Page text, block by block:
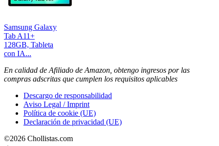
Samsung Galaxy
Tab A11+
128GB, Tableta
con IA...
En calidad de Afiliado de Amazon, obtengo ingresos por las
compras adscritas que cumplen los requisitos aplicables
Descargo de responsabilidad
Aviso Legal / Imprint
Política de cookie (UE)
Declaración de privacidad (UE)
©2026 Chollistas.com